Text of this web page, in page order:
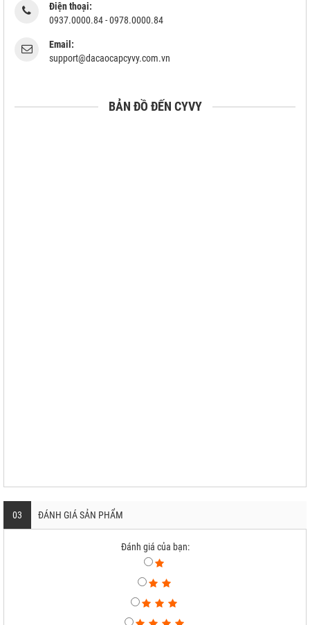
Điện thoại:
0937.0000.84 - 0978.0000.84
Email:
support@dacaocapcyvy.com.vn
BẢN ĐỒ ĐẾN CYVY
03 ĐÁNH GIÁ SẢN PHẨM
Đánh giá của bạn: